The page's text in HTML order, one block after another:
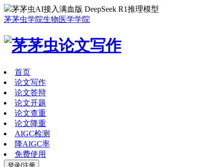
茅茅虫AI接入满血版 DeepSeek R1推理模型
茅茅虫学院生物医学学院
首页
论文写作
论文答辩
论文开题
论文查重
论文降重
AIGC检测
降AIGC率
免费使用
登录/注册